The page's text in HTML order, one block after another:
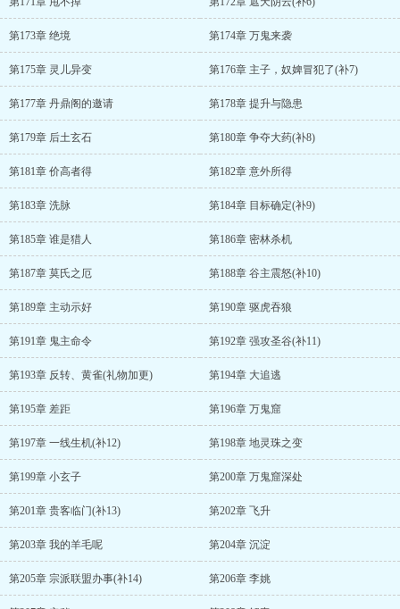
第173章 绝境 第174章 万鬼来袭
第175章 灵儿异变 第176章 主子，奴婢冒犯了(补7)
第177章 丹鼎阁的邀请 第178章 提升与隐患
第179章 后土玄石 第180章 争夺大药(补8)
第181章 价高者得 第182章 意外所得
第183章 洗脉 第184章 目标确定(补9)
第185章 谁是猎人 第186章 密林杀机
第187章 莫氏之厄 第188章 谷主震怒(补10)
第189章 主动示好 第190章 驱虎吞狼
第191章 鬼主命令 第192章 强攻圣谷(补11)
第193章 反转、黄雀(礼物加更) 第194章 大追逃
第195章 差距 第196章 万鬼窟
第197章 一线生机(补12) 第198章 地灵珠之变
第199章 小玄子 第200章 万鬼窟深处
第201章 贵客临门(补13) 第202章 飞升
第203章 我的羊毛呢 第204章 沉淀
第205章 宗派联盟办事(补14) 第206章 李姚